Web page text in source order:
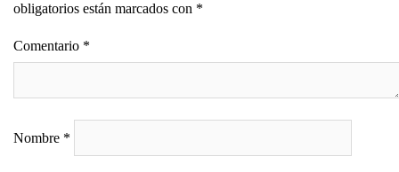
obligatorios están marcados con *
Comentario *
Nombre *